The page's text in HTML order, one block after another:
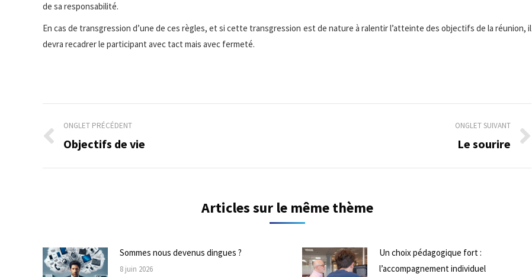
de sa responsabilité.
En cas de transgression d’une de ces règles, et si cette transgression est de nature à ralentir l’atteinte des objectifs de la réunion, il
devra recadrer le participant avec tact mais avec fermeté.
Navigation
de
commentaire
ONGLET PRÉCÉDENT
Onglet
Objectifs de vie
ONGLET SUIVANT
Le sourire
Articles sur le même thème
Sommes nous devenus dingues ?
8 juin 2026
Un choix pédagogique fort :
l’accompagnement individuel